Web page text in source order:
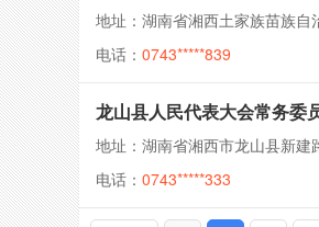
地址：湖南省湘西土家族苗族自
电话： 0743*****839
龙山县人民代表大会常务委
地址：湖南省湘西市龙山县新建
电话： 0743*****333